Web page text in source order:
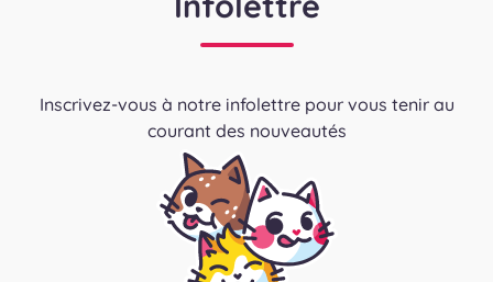
Inscrivez-vous à notre infolettre pour vous tenir au
courant des nouveautés